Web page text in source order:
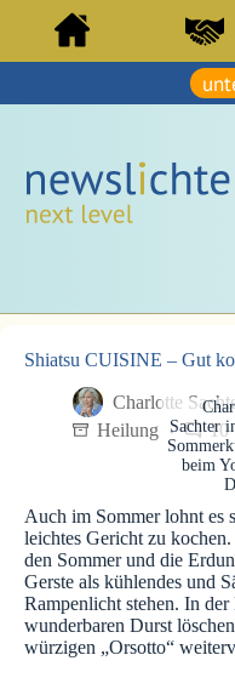
m
n
l
t
s
e
n
g
Shiatsu CUISINE – Gut
Charlotte
Heilung
10
Sachter
beim
Auch im Sommer lohnt es
leichtes Gericht zu
den Sommer und die
Gerste als kühlendes und
Rampenlicht stehen. In
wunderbaren Durst
würzigen „Orsotto“